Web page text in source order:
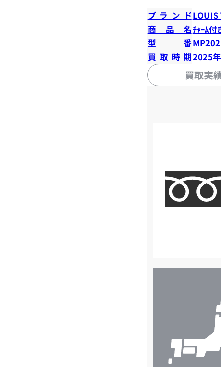
ブランドLOUIS
商品名ﾁｬｰﾑ付
型番
買取時期2025
買取実